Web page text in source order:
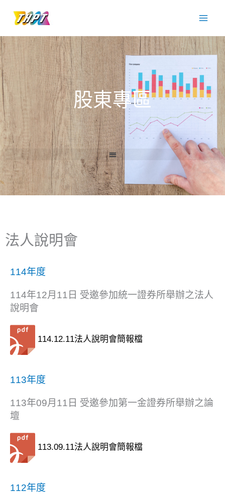
主
要
內
容
股東專區
法人說明會
114年度
114年12月11日 受邀參加統一證券所舉辦之法人
說明會
114.12.11法人說明會簡報檔
113年度
113年09月11日 受邀參加第一金證券所舉辦之論
壇
113.09.11法人說明會簡報檔
112年度